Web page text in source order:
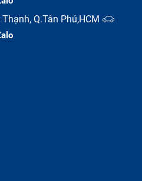
Q.Tân Phú,HCM